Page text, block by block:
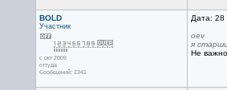
BOLD
Участник
с окт 2009
оттуда
Сообщений: 2341
Дата: 28
oev
я
Не